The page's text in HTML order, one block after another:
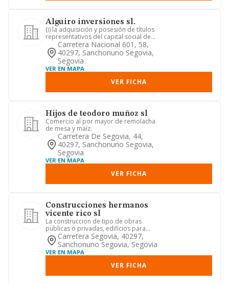
Alguiro inversiones sl.
(i) la adquisición y posesión de títulos
representativos del capital social de
otras sociedades, me...
Carretera Nacional 601, 58,
40297, Sanchonuno Segovia,
Segovia
VER EN MAPA
VER FICHA
Hijos de teodoro muñoz sl
Comercio al por mayor de remolacha
de mesa y maíz.
Carretera De Segovia, 44,
40297, Sanchonuno Segovia,
Segovia
VER EN MAPA
VER FICHA
Construcciones hermanos
vicente rico sl
La construccion de tipo de obras
publicas o privadas, edificios para
viviendas, naves locales comer...
Carretera Segovia, 40297,
Sanchonuno Segovia, Segovia
VER EN MAPA
VER FICHA